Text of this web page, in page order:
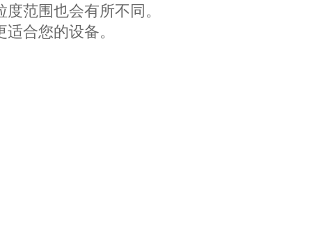
范围也会有所不同。
合您的设备。